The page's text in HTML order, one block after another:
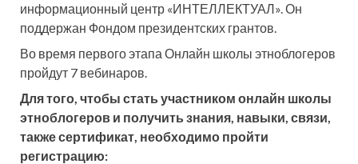
информационный центр «ИНТЕЛЛЕКТУАЛ». Он
поддержан Фондом президентских грантов.
Во время первого этапа Онлайн школы этноблогеров
пройдут 7 вебинаров.
Для того, чтобы стать участником онлайн школы
этноблогеров и получить знания, навыки, связи,
также сертификат, необходимо пройти
регистрацию: